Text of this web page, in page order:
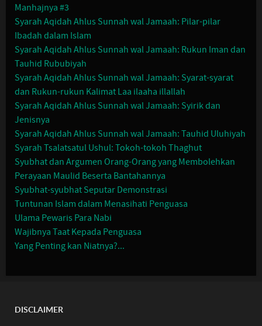
Manhajnya #3
Syarah Aqidah Ahlus Sunnah wal Jamaah: Pilar-pilar
Ibadah dalam Islam
Syarah Aqidah Ahlus Sunnah wal Jamaah: Rukun Iman dan
Tauhid Rububiyah
Syarah Aqidah Ahlus Sunnah wal Jamaah: Syarat-syarat
dan Rukun-rukun Kalimat Laa ilaaha illallah
Syarah Aqidah Ahlus Sunnah wal Jamaah: Syirik dan
Jenisnya
Syarah Aqidah Ahlus Sunnah wal Jamaah: Tauhid Uluhiyah
Syarah Tsalatsatul Ushul: Tokoh-tokoh Thaghut
Syubhat dan Argumen Orang-Orang yang Membolehkan
Perayaan Maulid Beserta Bantahannya
Syubhat-syubhat Seputar Demonstrasi
Tuntunan Islam dalam Menasihati Penguasa
Ulama Pewaris Para Nabi
Wajibnya Taat Kepada Penguasa
Yang Penting kan Niatnya?...
DISCLAIMER